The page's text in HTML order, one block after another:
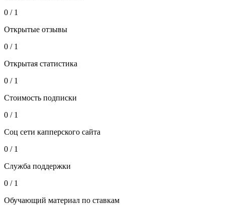
0 / 1
Открытые отзывы
0 / 1
Открытая статистика
0 / 1
Стоимость подписки
0 / 1
Соц сети капперского сайта
0 / 1
Служба поддержки
0 / 1
Обучающий материал по ставкам